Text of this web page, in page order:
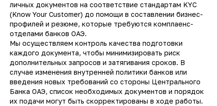
личных документов на соответствие стандартам KYC
(Know Your Customer) до помощи в составлении бизнес-
профилей и резюме, которые требуются комплаенс-
отделами банков ОАЭ.
Мы осуществляем контроль качества подготовки
каждого документа, чтобы минимизировать риск
дополнительных запросов и затягивания сроков. В
случае изменения внутренней политики банков или
введения новых требований со стороны Центрального
Банка ОАЭ, список необходимых документов и порядок
их подачи могут быть скорректированы в ходе работы.